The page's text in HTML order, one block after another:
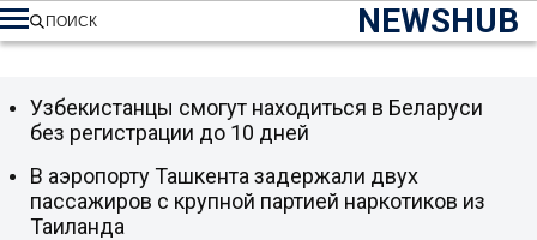
NEWSHUB
ПОИСК
Узбекистанцы смогут находиться в Беларуси
без регистрации до 10 дней
В аэропорту Ташкента задержали двух
пассажиров с крупной партией наркотиков из
Таиланда